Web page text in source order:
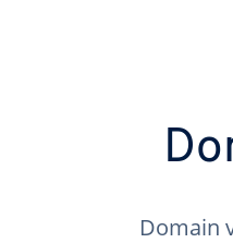
Domain